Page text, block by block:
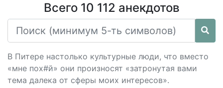
Всего 10 112 анекдотов
В Питере настолько культурные люди, что вместо
«мне пoх#й» они произносят «затронутая вами
тема далека от сферы моих интересов».